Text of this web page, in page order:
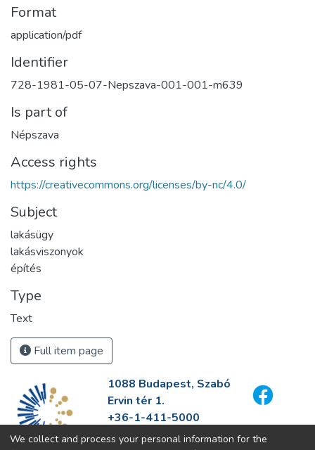
Format
application/pdf
Identifier
728-1981-05-07-Nepszava-001-001-m639
Is part of
Népszava
Access rights
https://creativecommons.org/licenses/by-nc/4.0/
Subject
lakásügy
lakásviszonyok
építés
Type
Text
Full item page
1088 Budapest, Szabó
Ervin tér 1.
+36-1-411-5000
info@fszek.hu
We collect and process your personal information for the